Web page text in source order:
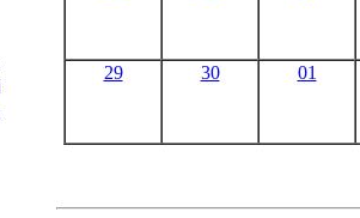
29 30 01